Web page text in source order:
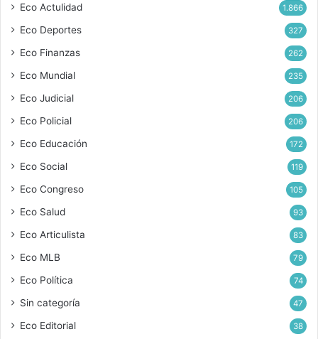
Eco Actulidad 1.866
Eco Deportes 327
Eco Finanzas 262
Eco Mundial 235
Eco Judicial 206
Eco Policial 206
Eco Educación 172
Eco Social 119
Eco Congreso 105
Eco Salud 93
Eco Articulista 83
Eco MLB 79
Eco Política 74
Sin categoría 47
Eco Editorial 38